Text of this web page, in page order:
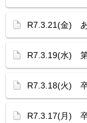
R7.3.21(金)
R7.3.19(水)
R7.3.18(火)
R7.3.17(月)